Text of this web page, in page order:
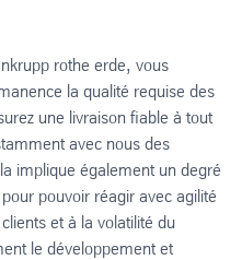
rothe erde, vous
la qualité requise des
une livraison fiable à tout
avec nous des
implique également un degré
pouvoir réagir avec agilité
et à la volatilité du
le développement et